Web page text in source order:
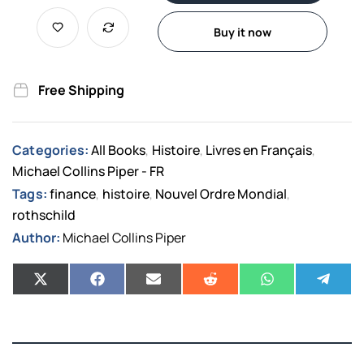
Buy it now
Free Shipping
Categories: All Books, Histoire, Livres en Français,
Michael Collins Piper - FR
Tags:finance, histoire, Nouvel Ordre Mondial,
rothschild
Author: Michael Collins Piper